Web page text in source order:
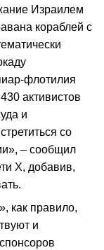
Израилем
кораблей с
флотилия
активистов
и
со
– сообщил
X, добавив,
как правило,
и